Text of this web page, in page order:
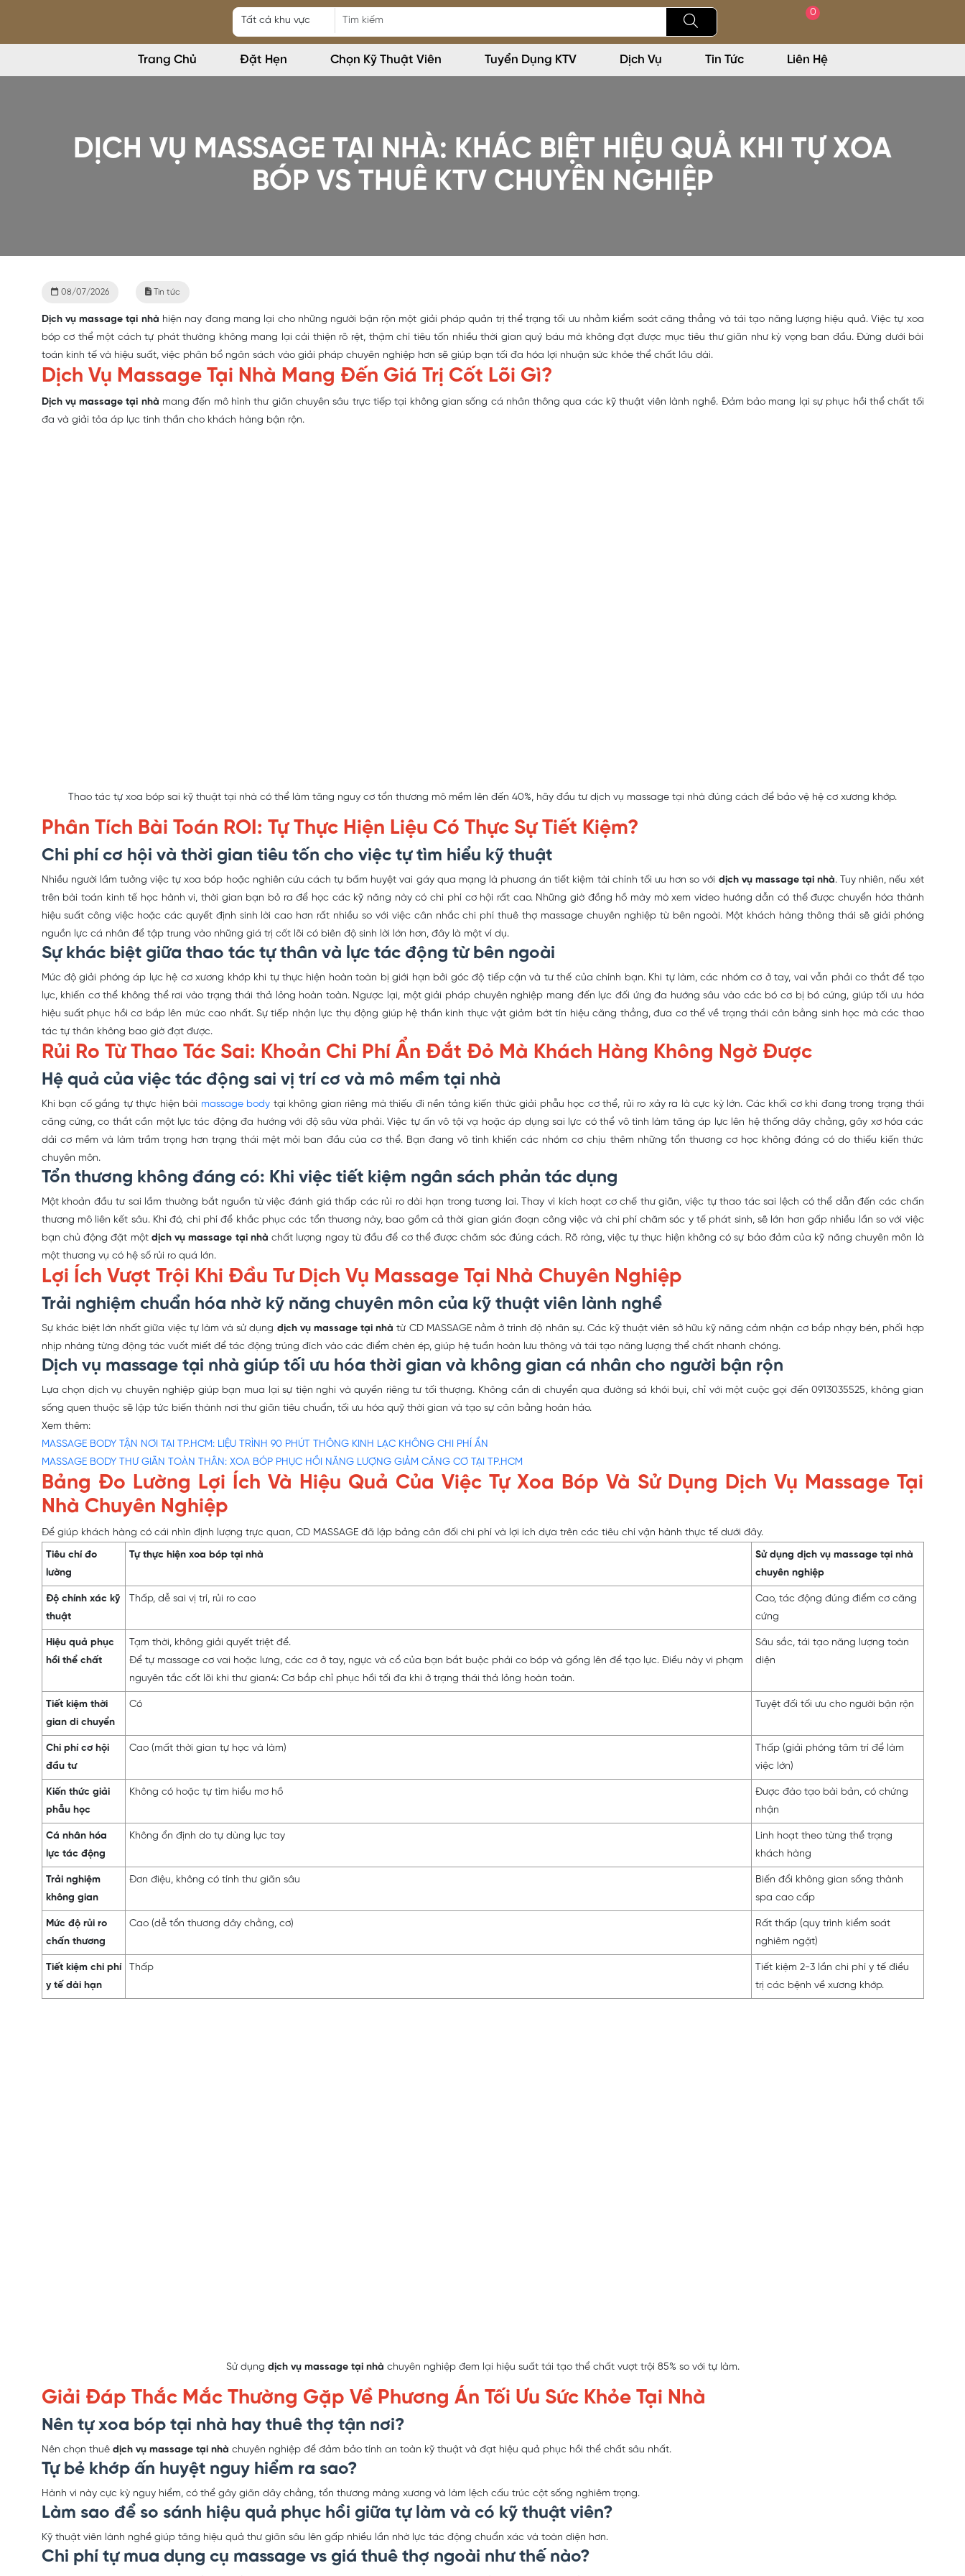
0
Trang Chủ Đặt Hẹn Chọn Kỹ Thuật Viên Tuyển Dụng KTV Dịch Vụ Tin Tức Liên Hệ
DỊCH VỤ MASSAGE TẠI NHÀ: KHÁC BIỆT HIỆU QUẢ KHI TỰ XOA
BÓP VS THUÊ KTV CHUYÊN NGHIỆP
08/07/2026 Tin tức
Dịch vụ massage tại nhà hiện nay đang mang lại cho những người bận rộn một giải pháp quản trị thể trạng tối ưu nhằm kiểm soát căng thẳng và tái tạo năng lượng hiệu quả. Việc tự xoa
bóp cơ thể một cách tự phát thường không mang lại cải thiện rõ rệt, thậm chí tiêu tốn nhiều thời gian quý báu mà không đạt được mục tiêu thư giãn như kỳ vọng ban đầu. Đứng dưới bài
toán kinh tế và hiệu suất, việc phân bổ ngân sách vào giải pháp chuyên nghiệp hơn sẽ giúp bạn tối đa hóa lợi nhuận sức khỏe thể chất lâu dài.
Dịch Vụ Massage Tại Nhà Mang Đến Giá Trị Cốt Lõi Gì?
Dịch vụ massage tại nhà mang đến mô hình thư giãn chuyên sâu trực tiếp tại không gian sống cá nhân thông qua các kỹ thuật viên lành nghề. Đảm bảo mang lại sự phục hồi thể chất tối
đa và giải tỏa áp lực tinh thần cho khách hàng bận rộn.
Thao tác tự xoa bóp sai kỹ thuật tại nhà có thể làm tăng nguy cơ tổn thương mô mềm lên đến 40%, hãy đầu tư dịch vụ massage tại nhà đúng cách để bảo vệ hệ cơ xương khớp.
Phân Tích Bài Toán ROI: Tự Thực Hiện Liệu Có Thực Sự Tiết Kiệm?
Chi phí cơ hội và thời gian tiêu tốn cho việc tự tìm hiểu kỹ thuật
Nhiều người lầm tưởng việc tự xoa bóp hoặc nghiên cứu cáchtự bấm huyệt vai gáyqua mạng là phương án tiết kiệm tài chính tối ưu hơn so với dịch vụ massage tại nhà. Tuy nhiên, nếu xét
trên bài toán kinh tế học hành vi, thời gian bạn bỏ ra để học các kỹ năng này có chi phí cơ hội rất cao. Những giờ đồng hồ mày mò xem video hướng dẫn có thể được chuyển hóa thành
hiệu suất công việc hoặc các quyết định sinh lời cao hơn rất nhiều so với việc cân nhắcchi phí thuê thợ massagechuyên nghiệp từ bên ngoài. Một khách hàng thông thái sẽ giải phóng
nguồn lực cá nhân để tập trung vào những giá trị cốt lõi có biên độ sinh lời lớn hơn, đây là một ví dụ.
Sự khác biệt giữa thao tác tự thân và lực tác động từ bên ngoài
Mức độ giải phóng áp lực hệ cơ xương khớp khi tự thực hiện hoàn toàn bị giới hạn bởi góc độ tiếp cận và tư thế của chính bạn. Khi tự làm, các nhóm cơ ở tay, vai vẫn phải co thắt để tạo
lực, khiến cơ thể không thể rơi vào trạng thái thả lỏng hoàn toàn. Ngược lại, một giải pháp chuyên nghiệp mang đến lực đối ứng đa hướng sâu vào các bó cơ bị bó cứng, giúp tối ưu hóa
hiệu suất phục hồi cơ bắplên mức cao nhất. Sự tiếp nhận lực thụ động giúp hệ thần kinh thực vật giảm bớt tín hiệu căng thẳng, đưa cơ thể về trạng thái cân bằng sinh học mà các thao
tác tự thân không bao giờ đạt được.
Rủi Ro Từ Thao Tác Sai: Khoản Chi Phí Ẩn Đắt Đỏ Mà Khách Hàng Không Ngờ Được
Hệ quả của việc tác động sai vị trí cơ và mô mềm tại nhà
Khi bạn cố gắng tự thực hiện bài massage body tại không gian riêng mà thiếu đi nền tảng kiến thức giải phẫu học cơ thể, rủi ro xảy ra là cực kỳ lớn. Các khối cơ khi đang trong trạng thái
căng cứng, co thắt cần một lực tác động đa hướng với độ sâu vừa phải. Việc tự ấn vô tội vạ hoặc áp dụng sai lực có thể vô tình làm tăng áp lực lên hệ thống dây chằng, gây xơ hóa các
dải cơ mềm và làm trầm trọng hơn trạng thái mệt mỏi ban đầu của cơ thể. Bạn đang vô tình khiến các nhóm cơ chịu thêm những tổn thương cơ học không đáng có do thiếu kiến thức
chuyên môn.
Tổn thương không đáng có: Khi việc tiết kiệm ngân sách phản tác dụng
Một khoản đầu tư sai lầm thường bắt nguồn từ việc đánh giá thấp các rủi ro dài hạn trong tương lai. Thay vì kích hoạt cơ chế thư giãn, việc tự thao tác sai lệch có thể dẫn đến các chấn
thương mô liên kết sâu. Khi đó, chi phí để khắc phục các tổn thương này, bao gồm cả thời gian gián đoạn công việc và chi phí chăm sóc y tế phát sinh, sẽ lớn hơn gấp nhiều lần so với việc
bạn chủ động đặt một dịch vụ massage tại nhà chất lượng ngay từ đầu để cơ thể được chăm sóc đúng cách. Rõ ràng, việc tự thực hiện không có sự bảo đảm của kỹ năng chuyên môn là
một thương vụ có hệ số rủi ro quá lớn.
Lợi Ích Vượt Trội Khi Đầu Tư Dịch Vụ Massage Tại Nhà Chuyên Nghiệp
Trải nghiệm chuẩn hóa nhờ kỹ năng chuyên môn của kỹ thuật viên lành nghề
Sự khác biệt lớn nhất giữa việc tự làm và sử dụng dịch vụ massage tại nhà từ CD MASSAGE nằm ở trình độ nhân sự. Các kỹ thuật viên sở hữu kỹ năng cảm nhận cơ bắp nhạy bén, phối hợp
nhịp nhàng từng động tác vuốt miết để tác động trúng đích vào các điểm chèn ép, giúp hệ tuần hoàn lưu thông và tái tạo năng lượng thể chất nhanh chóng.
Dịch vụ massage tại nhà giúp tối ưu hóa thời gian và không gian cá nhân cho người bận rộn
Lựa chọn dịch vụ chuyên nghiệp giúp bạn mua lại sự tiện nghi và quyền riêng tư tối thượng. Không cần di chuyển qua đường sá khói bụi, chỉ với một cuộc gọi đến 0913035525, không gian
sống quen thuộc sẽ lập tức biến thành nơi thư giãn tiêu chuẩn, tối ưu hóa quỹ thời gian và tạo sự cân bằng hoàn hảo.
Xem thêm:
MASSAGE BODY TẬN NƠI TẠI TP.HCM: LIỆU TRÌNH 90 PHÚT THÔNG KINH LẠC KHÔNG CHI PHÍ ẨN
MASSAGE BODY THƯ GIÃN TOÀN THÂN: XOA BÓP PHỤC HỒI NĂNG LƯỢNG GIẢM CĂNG CƠ TẠI TP.HCM
Bảng Đo Lường Lợi Ích Và Hiệu Quả Của Việc Tự Xoa Bóp Và Sử Dụng Dịch Vụ Massage Tại
Nhà Chuyên Nghiệp
Để giúp khách hàng có cái nhìn định lượng trực quan, CD MASSAGE đã lập bảng cân đối chi phí và lợi ích dựa trên các tiêu chí vận hành thực tế dưới đây.
Tiêu chí đo
lường
Tự thực hiện xoa bóp tại nhà
Sử dụng dịch vụ massage tại nhà
chuyên nghiệp
Độ chính xác kỹ
thuật
Thấp, dễ sai vị trí, rủi ro cao
Cao, tác động đúng điểm cơ căng
cứng
Hiệu quả phục
hồi thể chất
Tạm thời, không giải quyết triệt để.
Để tự massage cơ vai hoặc lưng, các cơ ở tay, ngực và cổ của bạn bắt buộc phải co bóp và gồng lên để tạo lực. Điều này vi phạm
nguyên tắc cốt lõi khi thư gian4: Cơ bắp chỉ phục hồi tối đa khi ở trạng thái thả lỏng hoàn toàn.
Sâu sắc, tái tạo năng lượng toàn
diện
Tiết kiệm thời
gian di chuyển
Có Tuyệt đối tối ưu cho người bận rộn
Chi phí cơ hội
đầu tư
Cao (mất thời gian tự học và làm)
Thấp (giải phóng tâm trí để làm
việc lớn)
Kiến thức giải
phẫu học
Không có hoặc tự tìm hiểu mơ hồ
Được đào tạo bài bản, có chứng
nhận
Cá nhân hóa
lực tác động
Không ổn định do tự dùng lực tay
Linh hoạt theo từng thể trạng
khách hàng
Trải nghiệm
không gian
Đơn điệu, không có tính thư giãn sâu
Biến đổi không gian sống thành
spa cao cấp
Mức độ rủi ro
chấn thương
Cao (dễ tổn thương dây chằng, cơ)
Rất thấp (quy trình kiểm soát
nghiêm ngặt)
Tiết kiệm chi phí
y tế dài hạn
Thấp
Tiết kiệm 2-3 lần chi phí y tế điều
trị các bệnh về xương khớp.
Sử dụng dịch vụ massage tại nhà chuyên nghiệp đem lại hiệu suất tái tạo thể chất vượt trội 85% so với tự làm.
Giải Đáp Thắc Mắc Thường Gặp Về Phương Án Tối Ưu Sức Khỏe Tại Nhà
Nên tự xoa bóp tại nhà hay thuê thợ tận nơi?
Nên chọn thuê dịch vụ massage tại nhà chuyên nghiệp để đảm bảo tính an toàn kỹ thuật và đạt hiệu quả phục hồi thể chất sâu nhất.
Tự bẻ khớp ấn huyệt nguy hiểm ra sao?
Hành vi này cực kỳ nguy hiểm, có thể gây giãn dây chằng, tổn thương màng xương và làm lệch cấu trúc cột sống nghiêm trọng.
Làm sao để so sánh hiệu quả phục hồi giữa tự làm và có kỹ thuật viên?
Kỹ thuật viên lành nghề giúp tăng hiệu quả thư giãn sâu lên gấp nhiều lần nhờ lực tác động chuẩn xác và toàn diện hơn.
Chi phí tự mua dụng cụ massage vs giá thuê thợ ngoài như thế nào?